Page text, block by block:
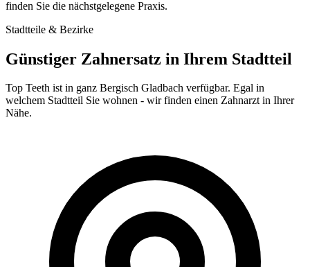
finden Sie die nächstgelegene Praxis.
Stadtteile & Bezirke
Günstiger Zahnersatz in Ihrem Stadtteil
Top Teeth ist in ganz Bergisch Gladbach verfügbar. Egal in
welchem Stadtteil Sie wohnen - wir finden einen Zahnarzt in Ihrer
Nähe.